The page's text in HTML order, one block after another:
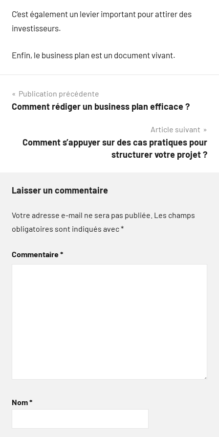
C’est également un levier important pour attirer des
investisseurs.
Enfin, le business plan est un document vivant.
Navigation
de
Publication précédente
Comment rédiger un business plan efficace ?
Article suivant
Comment s’appuyer sur des cas pratiques pour
structurer votre projet ?
Laisser un commentaire
Votre adresse e-mail ne sera pas publiée. Les champs
obligatoires sont indiqués avec*
Commentaire*
Nom*